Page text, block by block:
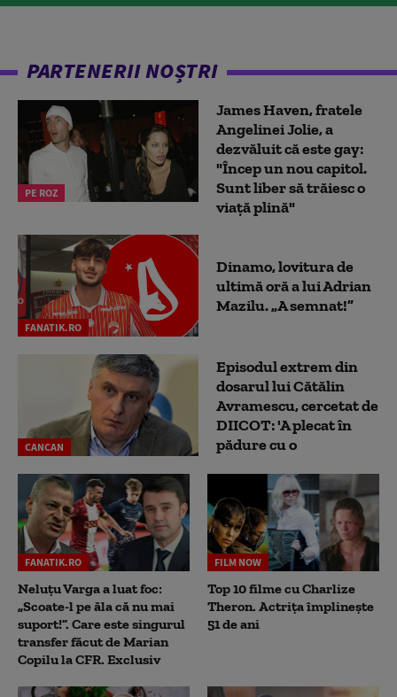
PARTENERII NOȘTRI
PE ROZ
James Haven, fratele
Angelinei Jolie, a
dezvăluit că este gay:
"Încep un nou capitol.
Sunt liber să trăiesc o
viață plină"
FANATIK.RO
Dinamo, lovitura de
ultimă oră a lui Adrian
Mazilu. „A semnat!”
CANCAN
Episodul extrem din
dosarul lui Cătălin
Avramescu, cercetat de
DIICOT: 'A plecat în
pădure cu o
FANATIK.RO
Neluțu Varga a luat foc:
„Scoate-l pe ăla că nu mai
suport!”. Care este singurul
transfer făcut de Marian
Copilu la CFR. Exclusiv
FILM NOW
Top 10 filme cu Charlize
Theron. Actrița împlinește
51 de ani